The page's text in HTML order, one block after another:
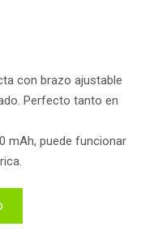
con brazo ajustable
Perfecto tanto en
mAh, puede funcionar